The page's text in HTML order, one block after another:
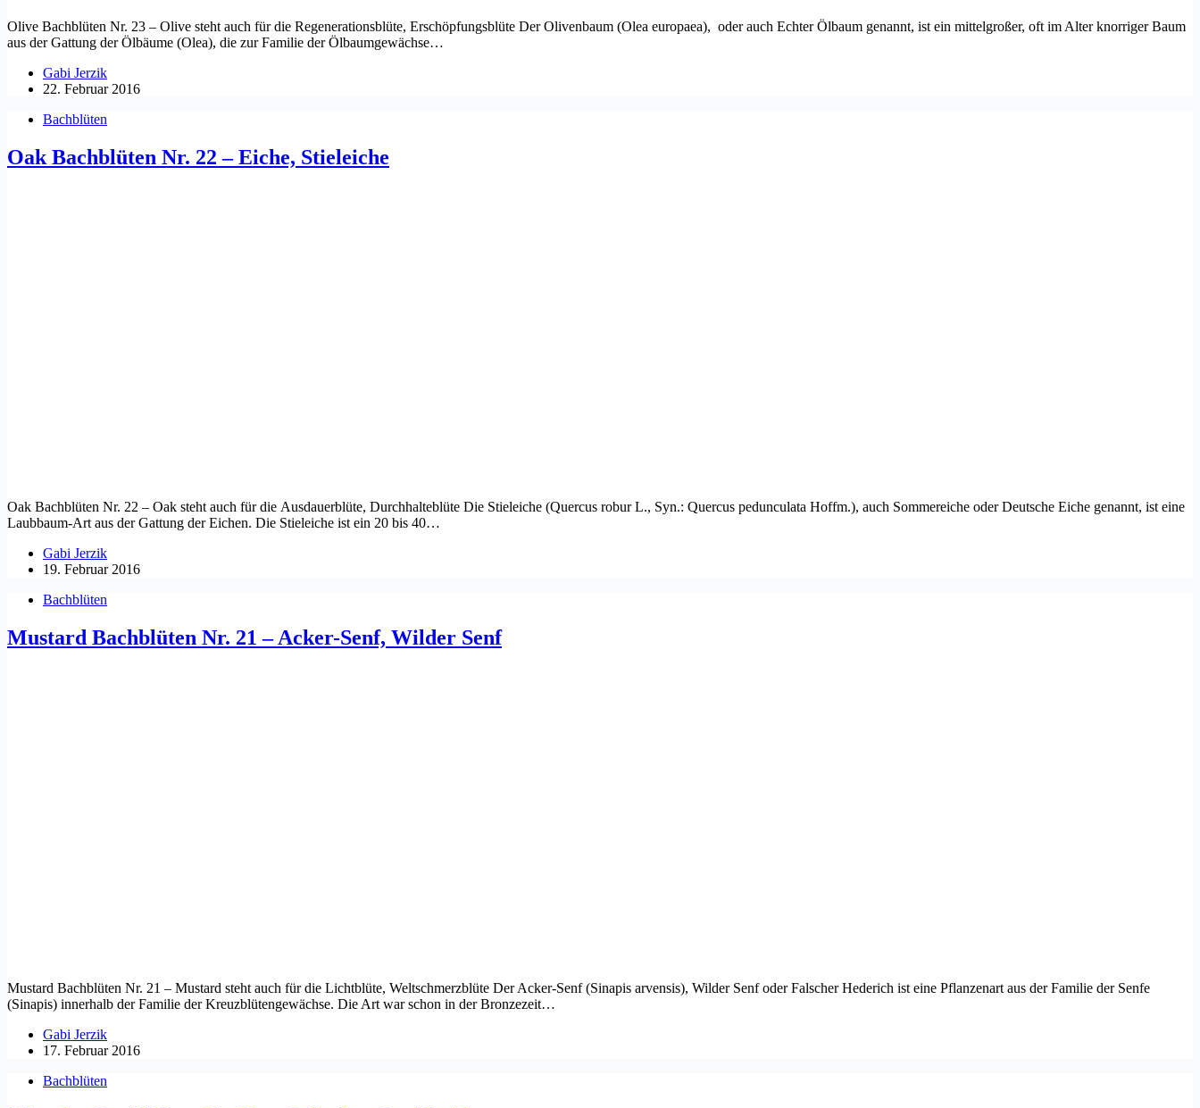
Olive Bachblüten Nr. 23 – Olive steht auch für die Regenerationsblüte, Erschöpfungsblüte Der Olivenbaum (Olea europaea), oder auch Echter Ölbaum genannt, ist ein mittelgroßer, oft im Alter knorriger Baum
aus der Gattung der Ölbäume (Olea), die zur Familie der Ölbaumgewächse…
Gabi Jerzik
22. Februar 2016
Bachblüten
Oak Bachblüten Nr. 22 – Eiche, Stieleiche
Oak Bachblüten Nr. 22 – Oak steht auch für die Ausdauerblüte, Durchhalteblüte Die Stieleiche (Quercus robur L., Syn.: Quercus pedunculata Hoffm.), auch Sommereiche oder Deutsche Eiche genannt, ist eine
Laubbaum-Art aus der Gattung der Eichen. Die Stieleiche ist ein 20 bis 40…
Gabi Jerzik
19. Februar 2016
Bachblüten
Mustard Bachblüten Nr. 21 – Acker-Senf, Wilder Senf
Mustard Bachblüten Nr. 21 – Mustard steht auch für die Lichtblüte, Weltschmerzblüte Der Acker-Senf (Sinapis arvensis), Wilder Senf oder Falscher Hederich ist eine Pflanzenart aus der Familie der Senfe
(Sinapis) innerhalb der Familie der Kreuzblütengewächse. Die Art war schon in der Bronzezeit…
Gabi Jerzik
17. Februar 2016
Bachblüten